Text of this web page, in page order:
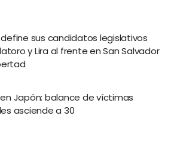
define sus candidatos legislativos
y Lira al frente en San Salvador
Japón: balance de víctimas
asciende a 30